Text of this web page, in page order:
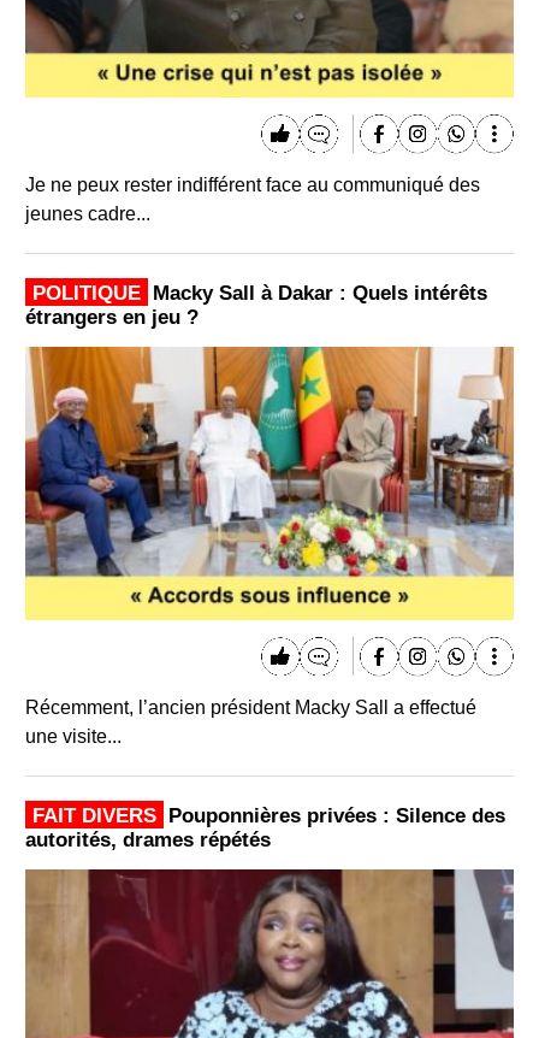
Je ne peux rester indifférent face au communiqué des
jeunes cadre...
POLITIQUE Macky Sall à Dakar : Quels intérêts
étrangers en jeu ?
Récemment, l’ancien président Macky Sall a effectué
une visite...
FAIT DIVERS Pouponnières privées : Silence des
autorités, drames répétés